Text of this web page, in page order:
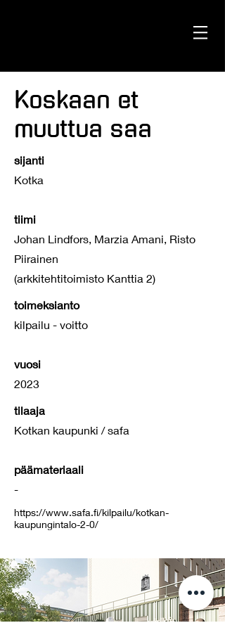
Koskaan et
muuttua saa
sijanti
Kotka
tiimi
Johan Lindfors, Marzia Amani, Risto
Piirainen
(arkkitehtitoimisto Kanttia 2)
toimeksianto
kilpailu - voitto
vuosi
2023
tilaaja
Kotkan kaupunki / safa
päämateriaali
-
https://www.safa.fi/kilpailu/kotkan-
kaupungintalo-2-0/